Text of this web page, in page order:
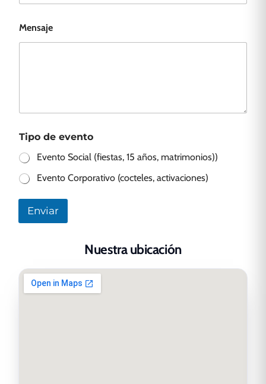
a
d
N
T
p
Mensaje
Tipo de evento
Evento Social (fiestas, 15 años, matrimonios))
Evento Corporativo (cocteles, activaciones)
Enviar
Nuestra ubicación